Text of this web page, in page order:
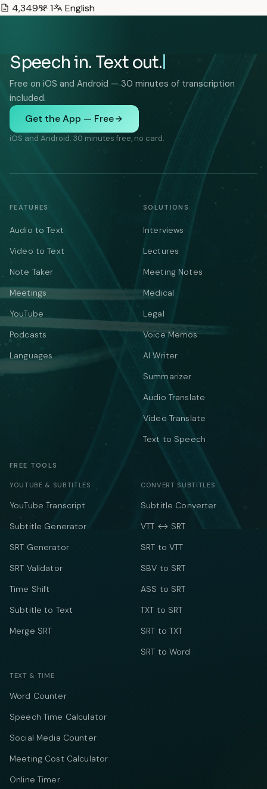
4,349
1 English
Speech in. Text out.
Free on iOS and Android — 30 minutes of transcription
included.
Get the App — Free
iOS and Android. 30 minutes free, no card.
FEATURES
Audio to Text
Video to Text
Note Taker
Meetings
YouTube
Podcasts
Languages
SOLUTIONS
Interviews
Lectures
Meeting Notes
Medical
Legal
Voice Memos
AI Writer
Summarizer
Audio Translate
Video Translate
Text to Speech
FREE TOOLS
YOUTUBE & SUBTITLES
YouTube Transcript
Subtitle Generator
SRT Generator
SRT Validator
Time Shift
Subtitle to Text
Merge SRT
CONVERT SUBTITLES
Subtitle Converter
VTT ↔ SRT
SRT to VTT
SBV to SRT
ASS to SRT
TXT to SRT
SRT to TXT
SRT to Word
TEXT & TIME
Word Counter
Speech Time Calculator
Social Media Counter
Meeting Cost Calculator
Online Timer